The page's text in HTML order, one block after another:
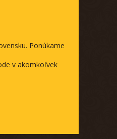
Ponúkame
v akomkoľvek